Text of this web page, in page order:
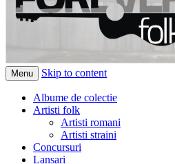
Menu Skip to content
Albume de colectie
Artisti folk
Artisti romani
Artisti straini
Concursuri
Lansari